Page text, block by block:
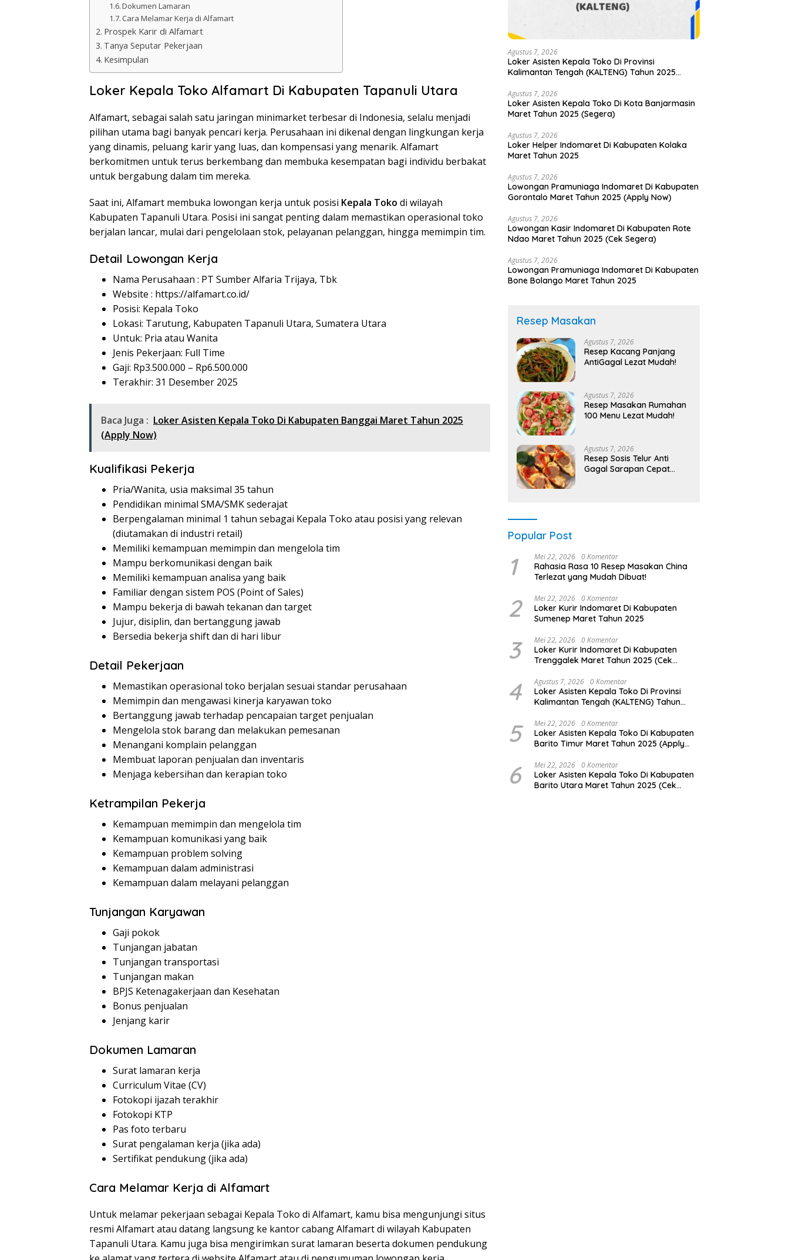
Dokumen Lamaran
Cara Melamar Kerja di Alfamart
Prospek Karir di Alfamart
Tanya Seputar Pekerjaan
Kesimpulan
Loker Kepala Toko Alfamart Di Kabupaten Tapanuli Utara
Alfamart, sebagai salah satu jaringan minimarket terbesar di Indonesia, selalu menjadi
pilihan utama bagi banyak pencari kerja. Perusahaan ini dikenal dengan lingkungan kerja
yang dinamis, peluang karir yang luas, dan kompensasi yang menarik. Alfamart
berkomitmen untuk terus berkembang dan membuka kesempatan bagi individu berbakat
untuk bergabung dalam tim mereka.
Saat ini, Alfamart membuka lowongan kerja untuk posisi Kepala Toko di wilayah
Kabupaten Tapanuli Utara. Posisi ini sangat penting dalam memastikan operasional toko
berjalan lancar, mulai dari pengelolaan stok, pelayanan pelanggan, hingga memimpin tim.
Detail Lowongan Kerja
Nama Perusahaan : PT Sumber Alfaria Trijaya, Tbk
Website : https://alfamart.co.id/
Posisi: Kepala Toko
Lokasi: Tarutung, Kabupaten Tapanuli Utara, Sumatera Utara
Untuk: Pria atau Wanita
Jenis Pekerjaan: Full Time
Gaji: Rp3.500.000 – Rp6.500.000
Terakhir: 31 Desember 2025
Baca Juga : Loker Asisten Kepala Toko Di Kabupaten Banggai Maret Tahun 2025
(Apply Now)
Kualifikasi Pekerja
Pria/Wanita, usia maksimal 35 tahun
Pendidikan minimal SMA/SMK sederajat
Berpengalaman minimal 1 tahun sebagai Kepala Toko atau posisi yang relevan
(diutamakan di industri retail)
Memiliki kemampuan memimpin dan mengelola tim
Mampu berkomunikasi dengan baik
Memiliki kemampuan analisa yang baik
Familiar dengan sistem POS (Point of Sales)
Mampu bekerja di bawah tekanan dan target
Jujur, disiplin, dan bertanggung jawab
Bersedia bekerja shift dan di hari libur
Detail Pekerjaan
Memastikan operasional toko berjalan sesuai standar perusahaan
Memimpin dan mengawasi kinerja karyawan toko
Bertanggung jawab terhadap pencapaian target penjualan
Mengelola stok barang dan melakukan pemesanan
Menangani komplain pelanggan
Membuat laporan penjualan dan inventaris
Menjaga kebersihan dan kerapian toko
Ketrampilan Pekerja
Kemampuan memimpin dan mengelola tim
Kemampuan komunikasi yang baik
Kemampuan problem solving
Kemampuan dalam administrasi
Kemampuan dalam melayani pelanggan
Tunjangan Karyawan
Gaji pokok
Tunjangan jabatan
Tunjangan transportasi
Tunjangan makan
BPJS Ketenagakerjaan dan Kesehatan
Bonus penjualan
Jenjang karir
Dokumen Lamaran
Surat lamaran kerja
Curriculum Vitae (CV)
Fotokopi ijazah terakhir
Fotokopi KTP
Pas foto terbaru
Surat pengalaman kerja (jika ada)
Sertifikat pendukung (jika ada)
Cara Melamar Kerja di Alfamart
Untuk melamar pekerjaan sebagai Kepala Toko di Alfamart, kamu bisa mengunjungi situs
resmi Alfamart atau datang langsung ke kantor cabang Alfamart di wilayah Kabupaten
Tapanuli Utara. Kamu juga bisa mengirimkan surat lamaran beserta dokumen pendukung
Agustus 7, 2026
Loker Asisten Kepala Toko Di Provinsi
Kalimantan Tengah (KALTENG) Tahun 2025
Agustus 7, 2026
Loker Asisten Kepala Toko Di Kota Banjarmasin
Maret Tahun 2025 (Segera)
Agustus 7, 2026
Loker Helper Indomaret Di Kabupaten Kolaka
Maret Tahun 2025
Agustus 7, 2026
Lowongan Pramuniaga Indomaret Di Kabupaten
Gorontalo Maret Tahun 2025 (Apply Now)
Agustus 7, 2026
Lowongan Kasir Indomaret Di Kabupaten Rote
Ndao Maret Tahun 2025 (Cek Segera)
Agustus 7, 2026
Lowongan Pramuniaga Indomaret Di Kabupaten
Bone Bolango Maret Tahun 2025
Resep Masakan
Agustus 7, 2026
Resep Kacang Panjang
AntiGagal Lezat Mudah!
Agustus 7, 2026
Resep Masakan Rumahan
100 Menu Lezat Mudah!
Agustus 7, 2026
Resep Sosis Telur Anti
Gagal Sarapan Cepat
Popular Post
1 Mei 22, 2026 0 Komentar
Rahasia Rasa 10 Resep Masakan China
Terlezat yang Mudah Dibuat!
2 Mei 22, 2026 0 Komentar
Loker Kurir Indomaret Di Kabupaten
Sumenep Maret Tahun 2025
3 Mei 22, 2026 0 Komentar
Loker Kurir Indomaret Di Kabupaten
Trenggalek Maret Tahun 2025 (Cek
4 Agustus 7, 2026 0 Komentar
Loker Asisten Kepala Toko Di Provinsi
Kalimantan Tengah (KALTENG) Tahun
5 Mei 22, 2026 0 Komentar
Loker Asisten Kepala Toko Di Kabupaten
Barito Timur Maret Tahun 2025 (Apply
6 Mei 22, 2026 0 Komentar
Loker Asisten Kepala Toko Di Kabupaten
Barito Utara Maret Tahun 2025 (Cek